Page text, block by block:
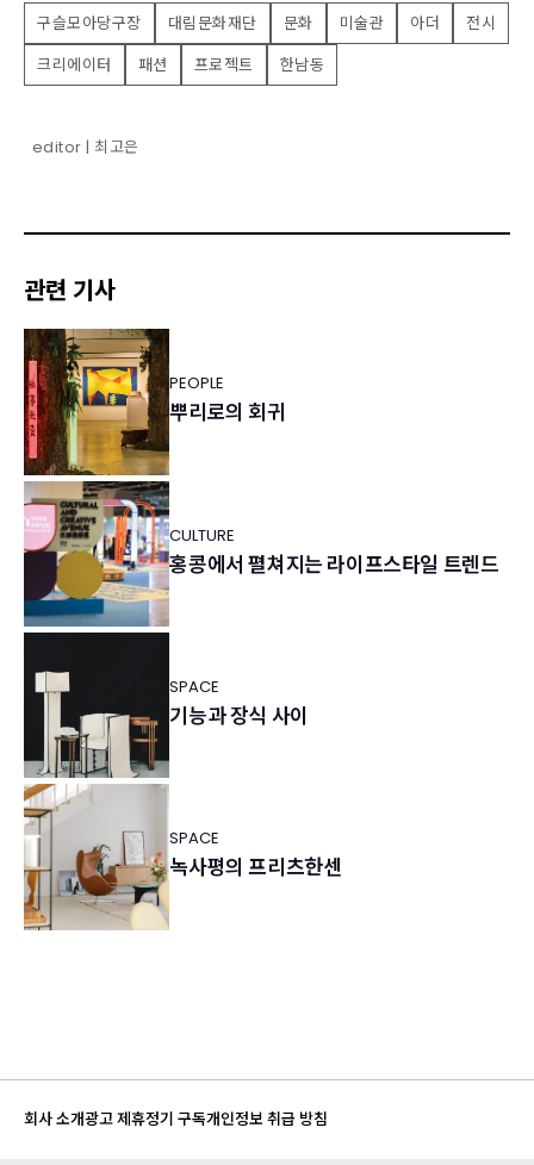
구슬모아당구장 대림문화재단 문화 미술관 아더
전시
크리에이터
패션 프로젝트 한남동
editor | 최고은
관련 기사
PEOPLE
뿌리로의 회귀
CULTURE
홍콩에서 펼쳐지는 라이프스타일 트렌드
SPACE
기능과 장식 사이
SPACE
녹사평의 프리츠한센
회사 소개광고 제휴정기 구독개인정보 취급 방침